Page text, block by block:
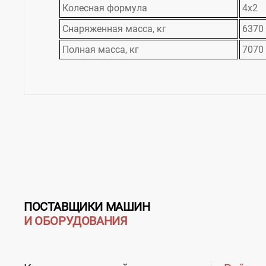
Колесная формула
4х2
Снаряженная масса, кг
6370
Полная масса, кг
7070
ПОСТАВЩИКИ МАШИН
И ОБОРУДОВАНИЯ